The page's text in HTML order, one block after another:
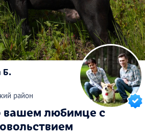
Б.
район
вашем любимце с